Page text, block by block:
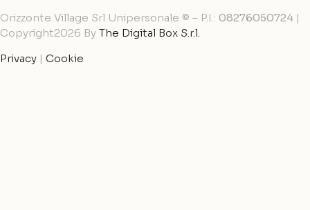
Orizzonte Village Srl Unipersonale © – P.I.: 08276050724 |
Copyright2026 By The Digital Box S.r.l.
Privacy | Cookie